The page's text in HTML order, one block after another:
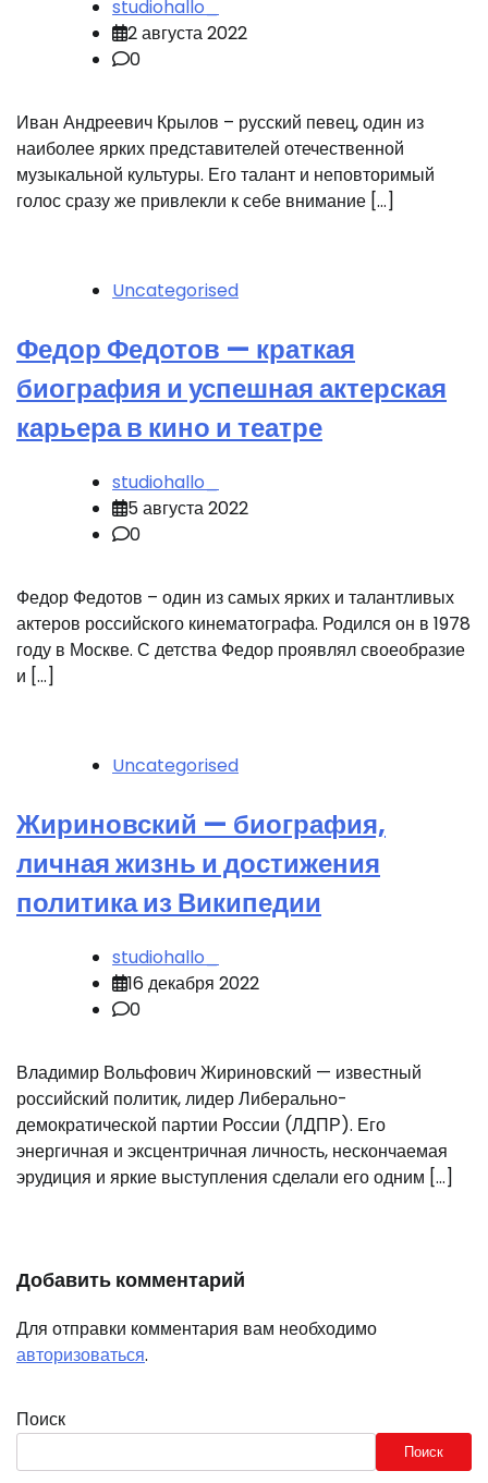
studiohallo_
2 августа 2022
0
Иван Андреевич Крылов – русский певец, один из
наиболее ярких представителей отечественной
музыкальной культуры. Его талант и неповторимый
голос сразу же привлекли к себе внимание […]
Uncategorised
Федор Федотов — краткая
биография и успешная актерская
карьера в кино и театре
studiohallo_
5 августа 2022
0
Федор Федотов – один из самых ярких и талантливых
актеров российского кинематографа. Родился он в 1978
году в Москве. С детства Федор проявлял своеобразие
и […]
Uncategorised
Жириновский — биография,
личная жизнь и достижения
политика из Википедии
studiohallo_
16 декабря 2022
0
Владимир Вольфович Жириновский — известный
российский политик, лидер Либерально-
демократической партии России (ЛДПР). Его
энергичная и эксцентричная личность, нескончаемая
эрудиция и яркие выступления сделали его одним […]
Добавить комментарий
Для отправки комментария вам необходимо
авторизоваться.
Поиск
Поиск